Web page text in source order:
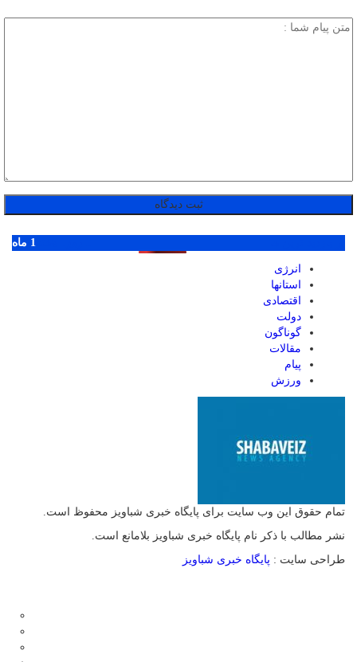
1 ماه
انرژی
استانها
اقتصادی
دولت
گوناگون
مقالات
پیام
ورزش
تمام حقوق این وب سایت برای پایگاه خبری شباویز محفوظ است.
نشر مطالب با ذکر نام پایگاه خبری شباویز بلامانع است.
طراحی سایت : پایگاه خبری شباویز